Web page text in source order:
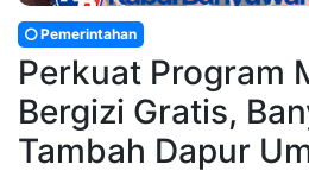
Pemerintahan
Perkuat Program
Bergizi Gratis,
Tambah Dapur